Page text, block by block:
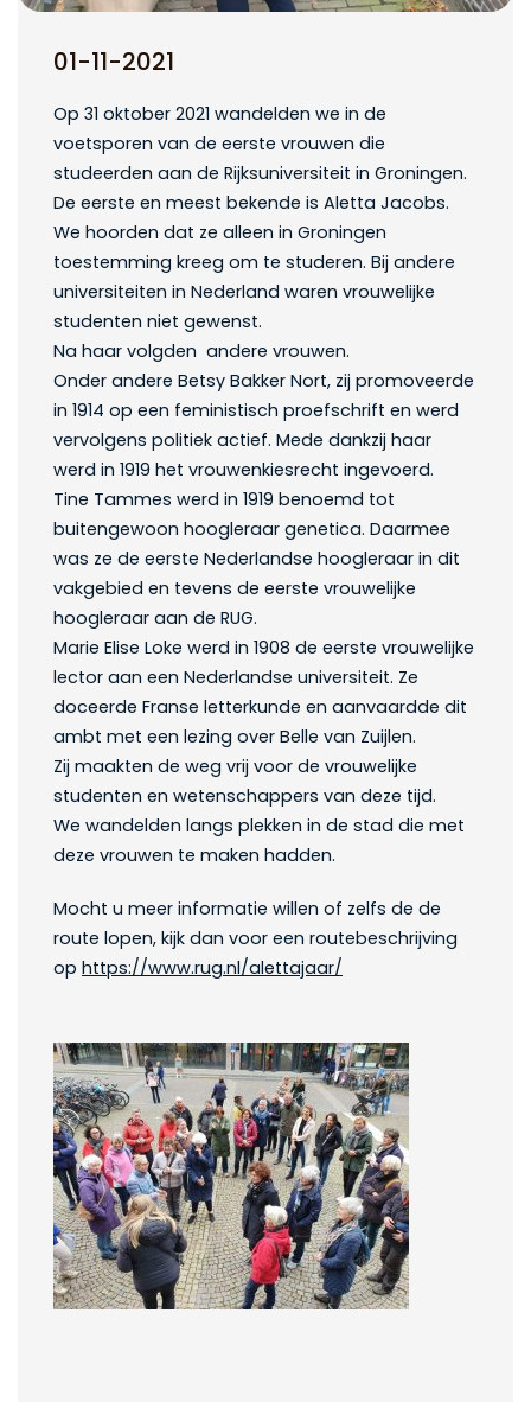
01-11-2021
Op 31 oktober 2021 wandelden we in de
voetsporen van de eerste vrouwen die
studeerden aan de Rijksuniversiteit in Groningen.
De eerste en meest bekende is Aletta Jacobs.
We hoorden dat ze alleen in Groningen
toestemming kreeg om te studeren. Bij andere
universiteiten in Nederland waren vrouwelijke
studenten niet gewenst.
Na haar volgden andere vrouwen.
Onder andere Betsy Bakker Nort, zij promoveerde
in 1914 op een feministisch proefschrift en werd
vervolgens politiek actief. Mede dankzij haar
werd in 1919 het vrouwenkiesrecht ingevoerd.
Tine Tammes werd in 1919 benoemd tot
buitengewoon hoogleraar genetica. Daarmee
was ze de eerste Nederlandse hoogleraar in dit
vakgebied en tevens de eerste vrouwelijke
hoogleraar aan de RUG.
Marie Elise Loke werd in 1908 de eerste vrouwelijke
lector aan een Nederlandse universiteit. Ze
doceerde Franse letterkunde en aanvaardde dit
ambt met een lezing over Belle van Zuijlen.
Zij maakten de weg vrij voor de vrouwelijke
studenten en wetenschappers van deze tijd.
We wandelden langs plekken in de stad die met
deze vrouwen te maken hadden.
Mocht u meer informatie willen of zelfs de de
route lopen, kijk dan voor een routebeschrijving
op https://www.rug.nl/alettajaar/